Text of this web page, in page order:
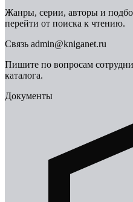
Жанры, серии, авторы и
перейти от поиска к чтению.
Связь admin@kniganet.ru
Пишите по вопросам
каталога.
Документы